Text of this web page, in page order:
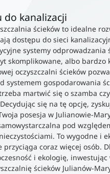
do kanalizacji
ścieków to idealne
dostępu do sieci
systemy odprowadzania
skomplikowane, albo bardzo
oczyszczalni ścieków
systemem gospodarowania
martwić się o szamba
się na tę opcję,
posesja w Julianowie-
pod
To wygodne i
przyciąga coraz więcej osób.
i ekologię, inwestując
ścieków Julianów-